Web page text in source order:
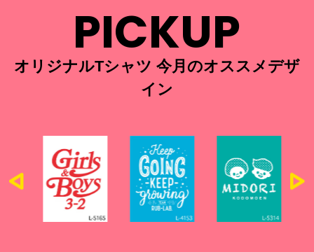
PICKUP
オリジナルTシャツ 今月のオススメデザ
イン